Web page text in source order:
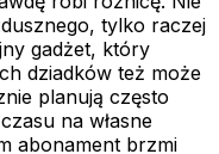
tylko raczej
gadżet, który
dziadków też może
planują często
na własne
abonament brzmi